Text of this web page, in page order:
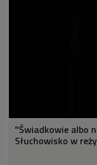
"Świadkowie albo
Słuchowisko w